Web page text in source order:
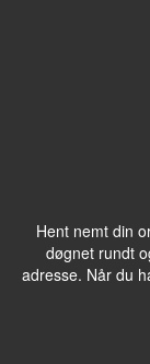
Hent nemt din
døgnet rundt
adresse. Når du